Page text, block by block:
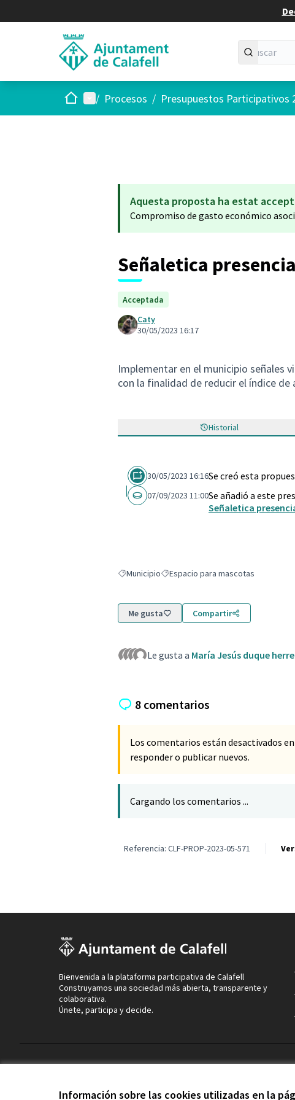
Información sobre las cookies utilizadas en la
InicioMenú principal
/ Procesos / Presupuestos Participativos
Aquesta proposta ha estat
Compromiso de gasto económico
Señaletica
Acceptada
Caty
30/05/2023 16:17
Implementar en el municipio señales
con la finalidad de reducir el índice de
Historial
30/05/2023 16:16Se creó esta
07/09/2023 11:00Se añadió a este
Señaletica
Resultados al filtrar por: Municipio
MunicipioResultados al filtrar por: Espacio
Espacio para mascotas
Me gusta Compartir
Le gusta a María Jesús duque
8 comentarios
Los comentarios están desactivados
responder o publicar nuevos.
Cargando los comentarios ...
Referencia: CLF-PROP-2023-05-571
Bienvenida a la plataforma participativa de Calafell
Construyamos una sociedad más abierta, transparente y
colaborativa.
Únete, participa y decide.